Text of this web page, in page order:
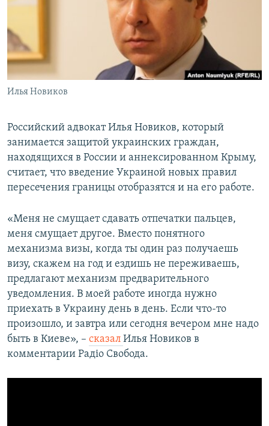
ПОБЕДИТЕЛЕЙ НЕ СУДЯТ?
ELIFBE
УКРАИНСКАЯ ПРОБЛЕМА КРЫМА
Все сайты RFE/RL
Илья Новиков
Российский адвокат Илья Новиков, который
занимается защитой украинских граждан,
находящихся в России и аннексированном Крыму,
считает, что введение Украиной новых правил
пересечения границы отобразятся и на его работе.
«Меня не смущает сдавать отпечатки пальцев,
меня смущает другое. Вместо понятного
механизма визы, когда ты один раз получаешь
визу, скажем на год и ездишь не переживаешь,
предлагают механизм предварительного
уведомления. В моей работе иногда нужно
приехать в Украину день в день. Если что-то
произошло, и завтра или сегодня вечером мне надо
быть в Киеве», – сказал Илья Новиков в
комментарии Радіо Свобода.